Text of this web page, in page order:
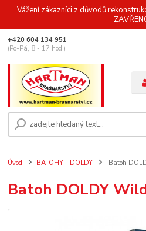
Vážení zákazníci z důvodů
+420 604 134 951
(Po-Pá, 8 - 17 hod.)
Úvod BATOHY - DOLDY Batoh
Batoh DOLDY